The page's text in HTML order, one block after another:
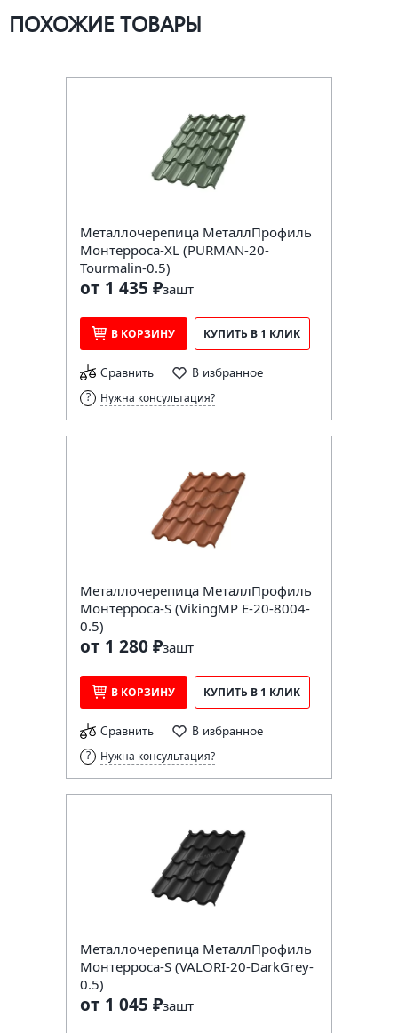
ПОХОЖИЕ ТОВАРЫ
Металлочерепица МеталлПрофиль
Монтерроса-XL (PURMAN-20-
Tourmalin-0.5)
от 1 435 ₽зашт
В КОРЗИНУ КУПИТЬ В 1 КЛИК
Сравнить В избранное
Нужна консультация?
Металлочерепица МеталлПрофиль
Монтерроса-S (VikingMP E-20-8004-
0.5)
от 1 280 ₽зашт
В КОРЗИНУ КУПИТЬ В 1 КЛИК
Сравнить В избранное
Нужна консультация?
Металлочерепица МеталлПрофиль
Монтерроса-S (VALORI-20-DarkGrey-
0.5)
от 1 045 ₽зашт